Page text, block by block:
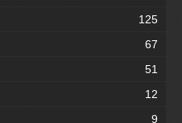
125
67
51
12
9